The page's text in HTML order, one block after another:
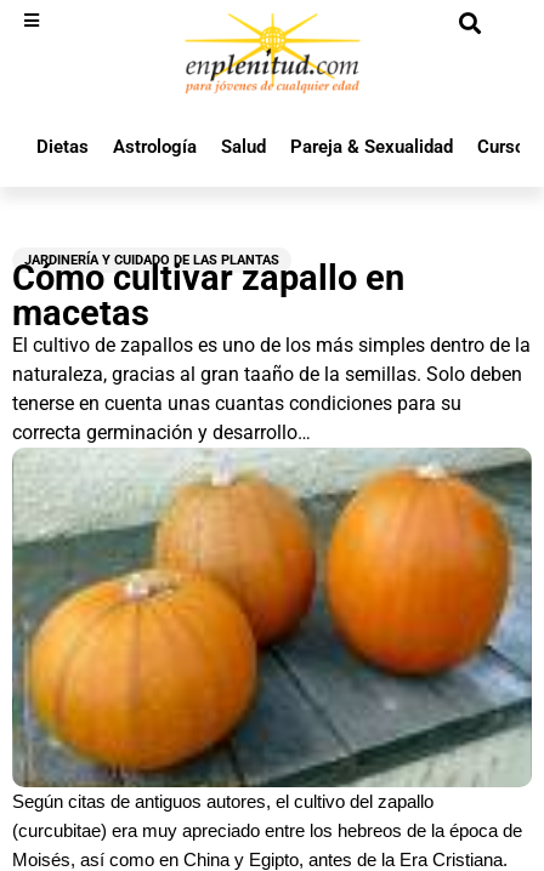
Dietas Astrología Salud Pareja & Sexualidad Cursos
JARDINERÍA Y CUIDADO DE LAS PLANTAS
Cómo cultivar zapallo en
macetas
El cultivo de zapallos es uno de los más simples dentro de la
naturaleza, gracias al gran taaño de la semillas. Solo deben
tenerse en cuenta unas cuantas condiciones para su
correcta germinación y desarrollo…
Según citas de antiguos autores, el cultivo del zapallo
(curcubitae) era muy apreciado entre los hebreos de la época de
Moisés, así como en China y Egipto, antes de la Era Cristiana.